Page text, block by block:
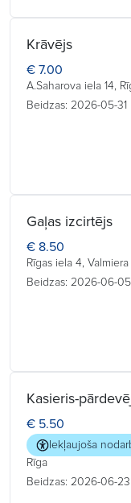
Krāvējs
€ 7.00
A.Saharova iela 14,
Beidzas: 2026-05-31
Gaļas izcirtējs
€ 8.50
Rīgas iela 4, Valmiera
Beidzas: 2026-06-05
Kasieris-
€ 5.50
Iekļaujoša
Rīga
Beidzas: 2026-06-23